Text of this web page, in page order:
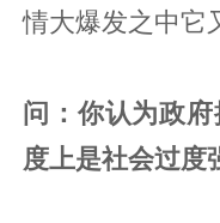
情大爆发之中它
问：你认为政
度上是社会过度